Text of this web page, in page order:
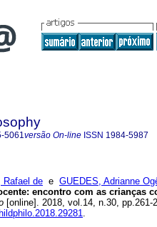
5061versão On-line ISSN 1984-5987
Rafael de e GUEDES, Adrianne
encontro com as crianças
[online]. 2018, vol.14, n.30, pp.261-
.